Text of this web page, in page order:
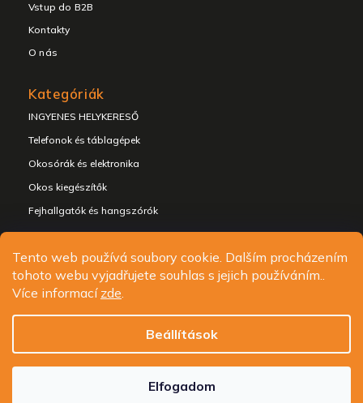
Tento web používá soubory cookie. Dalším procházením
tohoto webu vyjadřujete souhlas s jejich používáním..
Více informací zde.
Beállítások
Elfogadom
Vstup do B2B
Kontakty
O nás
Kategóriák
INGYENES HELYKERESŐ
Telefonok és táblagépek
Okosórák és elektronika
Okos kiegészítők
Fejhallgatók és hangszórók
Copyright 2026ALIGATOR - telefony, chytré hodinky a
příslušenství
Süti beállítások szerkesztése
Shoptak.cz| Platforma
Přihlaste se k našim novinkám
Ochrana osobních údajů